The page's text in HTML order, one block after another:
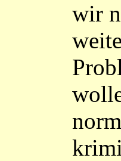
wir